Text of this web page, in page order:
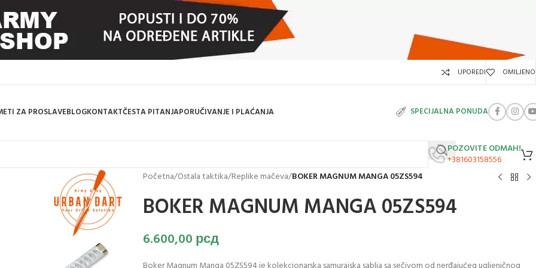
UPOREDI OMILJENO
ZA PROSLAVEBLOGKONTAKTČESTA PITANJAPORUČIVANJE I PLAĆANJA SPECIJALNA PONUDA
POZOVITE ODMAH!
+381603158556
Početna/Ostala taktika/Replike mačeva/BOKER MAGNUM MANGA 05ZS594
BOKER MAGNUM MANGA 05ZS594
6.600,00 рсд